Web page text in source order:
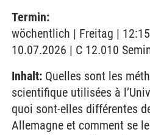
Termin:
wöchentlich | Freitag |
10.07.2026 | C 12.010
Inhalt: Quelles sont les
scientifique utilisées à
quoi sont-elles différentes
Allemagne et comment se